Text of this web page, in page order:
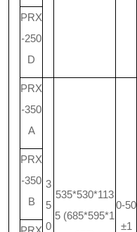
PRX
-250
D
PRX
-350
A
3
5
0
535*530*113
5 (685*595*1
0-50
±1
PRX
-350
B